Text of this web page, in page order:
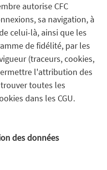
autorise CFC
sa navigation, à
celui-là, ainsi que les
de fidélité, par les
(traceurs, cookies,
l'attribution des
toutes les
dans les CGU.
des données